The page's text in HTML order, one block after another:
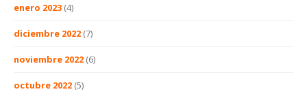
enero 2023 (4)
diciembre 2022 (7)
noviembre 2022 (6)
octubre 2022 (5)